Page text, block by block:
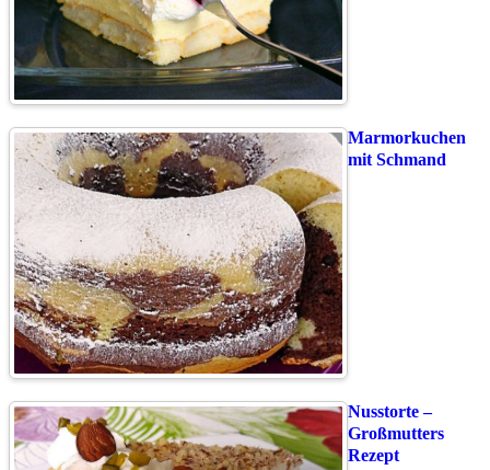
Marmorkuchen
mit Schmand
Nusstorte –
Großmutters
Rezept